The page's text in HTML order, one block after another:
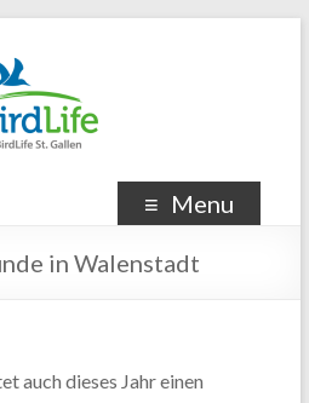
Menu
in Walenstadt
auch dieses Jahr einen